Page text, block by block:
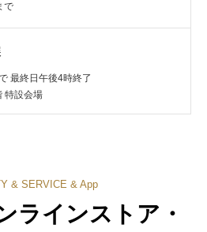
で
最終日午後4時終了
特設会場
& SERVICE & App
ラインストア・